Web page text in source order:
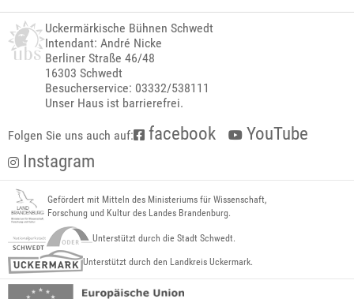
Uckermärkische Bühnen Schwedt
Intendant: André Nicke
Berliner Straße 46/48
16303 Schwedt
Besucherservice: 03332/538111
Unser Haus ist barrierefrei.
Folgen Sie uns auch auf: facebook
YouTube
Instagram
Gefördert mit Mitteln des Ministeriums für Wissenschaft,
Forschung und Kultur des Landes Brandenburg.
Unterstützt durch die Stadt Schwedt.
Unterstützt durch den Landkreis Uckermark.